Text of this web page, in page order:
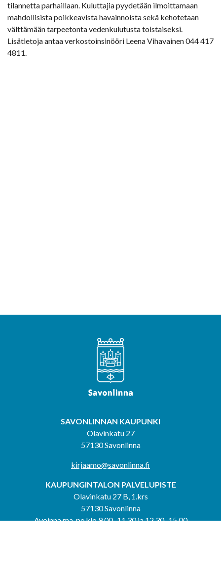
tilannetta parhaillaan. Kuluttajia pyydetään ilmoittamaan
mahdollisista poikkeavista havainnoista sekä kehotetaan
välttämään tarpeetonta vedenkulutusta toistaiseksi.
Lisätietoja antaa verkostoinsinööri Leena Vihavainen 044 417
4811.
SAVONLINNAN KAUPUNKI
Olavinkatu 27
57130 Savonlinna
kirjaamo@savonlinna.fi
KAUPUNGINTALON PALVELUPISTE
Olavinkatu 27 B, 1.krs
57130 Savonlinna
Avoinna ma-pe klo 9.00–11.30 ja 12.30–15.00